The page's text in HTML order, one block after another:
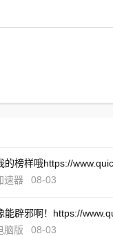
的榜样哦https://
速器
08-03
能辟邪啊！https://
脑版
08-03